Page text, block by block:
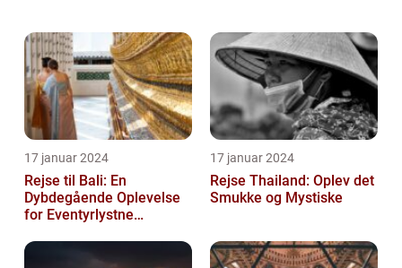
ferie med alt inkluderet. All inclus...
17 januar 2024
Rejse til Bali: En
Dybdegående Oplevelse
for Eventyrlystne
17 januar 2024
Rejse Thailand: Oplev det
Smukke og Mystiske